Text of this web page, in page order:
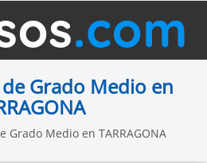
Grado Medio en
Grado Medio en TARRAGONA